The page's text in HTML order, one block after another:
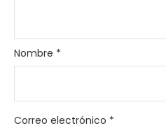
Nombre *
Correo electrónico *